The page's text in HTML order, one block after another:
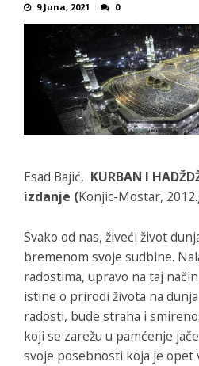
9 Juna, 2021 0
Esad Bajić, KURBAN I
izdanje (Konjic-Mostar,
Svako od nas, živeći život
bremenom svoje sudbine.
radostima, upravo na taj
istine o prirodi života na
radosti, bude straha i
koji se zarežu u pamćenje
svoje posebnosti koja je opet